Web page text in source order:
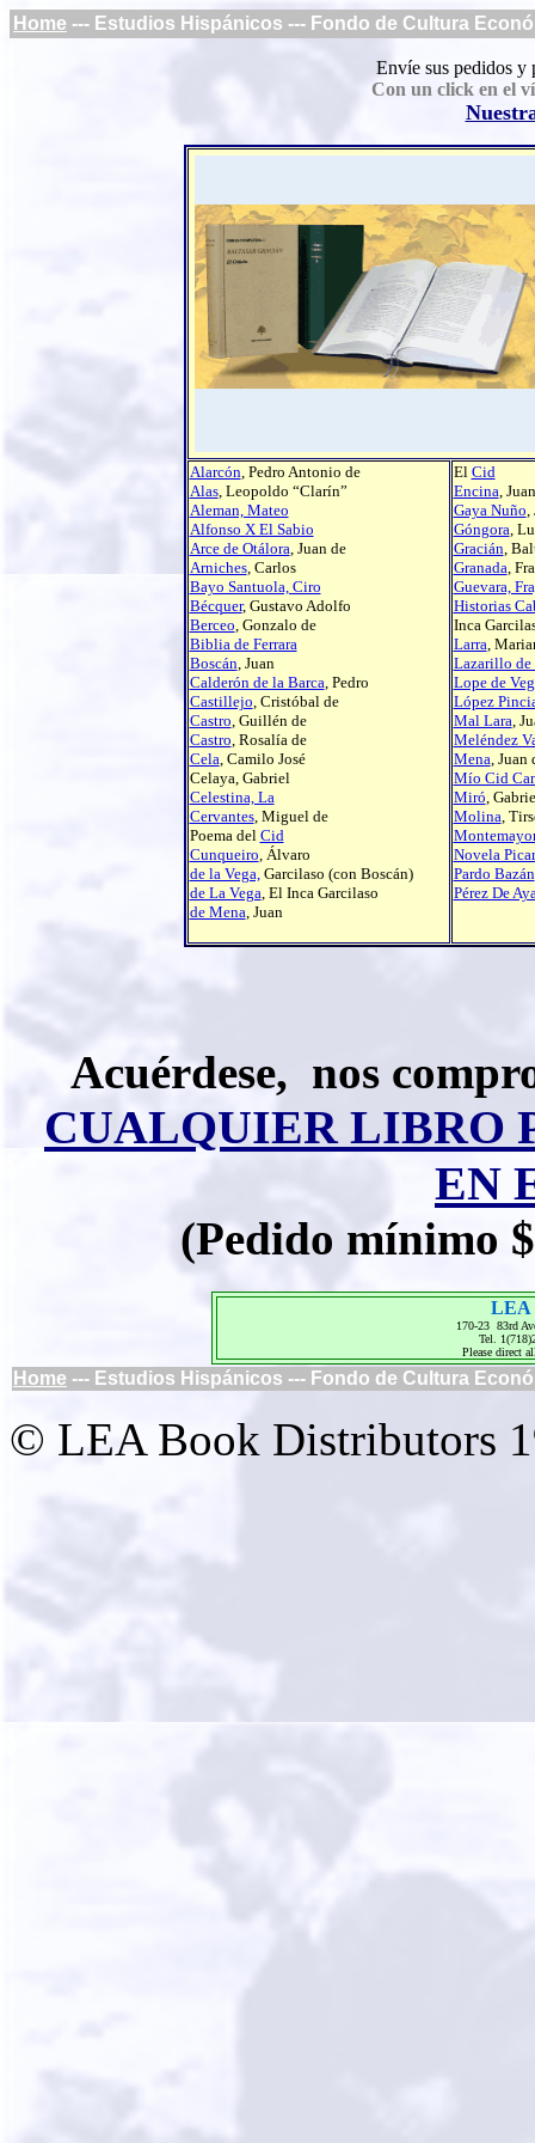
Home --- Estudios Hispánicos --- Fondo de Cultura
Envíe sus pedidos y
Con un click en el
Alarcón, Pedro Antonio de
Alas, Leopoldo “Clarín”
Aleman, Mateo
Alfonso X El Sabio
Arce de Otálora, Juan de
Arniches, Carlos
Bayo Santuola, Ciro
Bécquer, Gustavo Adolfo
Berceo, Gonzalo de
Biblia de Ferrara
Boscán, Juan
Calderón de la Barca, Pedro
Castillejo, Cristóbal de
Castro, Guillén de
Castro, Rosalía de
Cela, Camilo José
Celaya, Gabriel
Celestina, La
Cervantes, Miguel de
Poema del Cid
Cunqueiro, Álvaro
de la Vega,Garcilaso (con Boscán)
de La Vega, El Inca Garcilaso
de Mena, Juan
El Cid
Encina,
Gaya Nuño,
Góngora,
Gracián,
Granada,
Guevara,
Historias
Inca
Larra,
Lazarillo de
Lope de
López
Mal Lara,
Meléndez
Mena, Juan
Mío Cid
Miró,
Molina,
Montemayor
Novela
Pardo Bazán
Pérez De
Acuérdese, nos
CUALQUIER LIBRO
EN
(Pedido mínimo
LEA
170-23 83rd
Tel.
Please direct
Home --- Estudios Hispánicos --- Fondo de Cultura
© LEA Book Distributors